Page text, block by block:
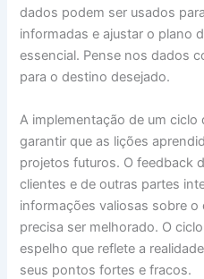
dados podem ser usados
informadas e ajustar o plano
essencial. Pense nos dados
para o destino desejado.
A implementação de um ciclo
garantir que as lições
projetos futuros. O feedback
clientes e de outras partes
informações valiosas sobre
precisa ser melhorado. O
espelho que reflete a
seus pontos fortes e fracos.